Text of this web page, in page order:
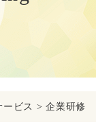
ービス >企業研修